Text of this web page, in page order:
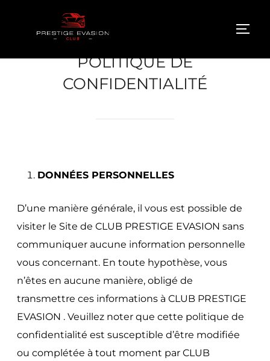
POLITIQUE DE
CONFIDENTIALITÉ
DONNÉES PERSONNELLES
D’une manière générale, il vous est possible de
visiter le Site de CLUB PRESTIGE EVASION sans
communiquer aucune information personnelle
vous concernant. En toute hypothèse, vous
n’êtes en aucune manière, obligé de
transmettre ces informations à CLUB PRESTIGE
EVASION . Veuillez noter que cette politique de
confidentialité est susceptible d’être modifiée
ou complétée à tout moment par CLUB